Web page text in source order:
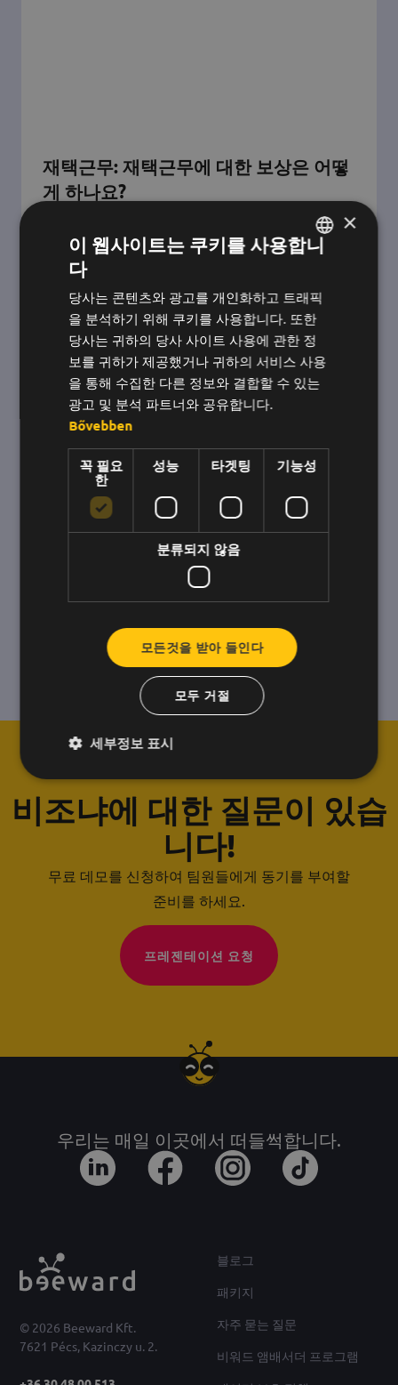
재택근무: 재택근무에 대한 보상은 어떻
게 하나요?
재택근무에서는 직원들이 서로 연락을 유지하고
보상하는 것이 더욱 중요합니다! 직원들에게 보상
을 줄 수 있는 방법을 알려드리겠습니다.
비조냐에 대한 질문이 있습
니다!
무료 데모를 신청하여 팀원들에게 동기를 부여할
준비를 하세요.
프레젠테이션 요청
© 2026 Beeward Kft.
7621 Pécs, Kazinczy u. 2.
우리는 매일 이곳에서 떠들썩합니다.
블로그
패키지
자주 묻는 질문
비워드 앰배서더 프로그램
영어
×
이 웹사이트는 쿠키를 사용합니
다
당사는 콘텐츠와 광고를 개인화하고 트래픽
을 분석하기 위해 쿠키를 사용합니다. 또한
당사는 귀하의 당사 사이트 사용에 관한 정
보를 귀하가 제공했거나 귀하의 서비스 사용
을 통해 수집한 다른 정보와 결합할 수 있는
광고 및 분석 파트너와 공유합니다.
Bővebben
꼭 필요
한
성능 타겟팅 기능성
분류되지 않음
모든것을 받아 들인다
모두 거절
세부정보 표시